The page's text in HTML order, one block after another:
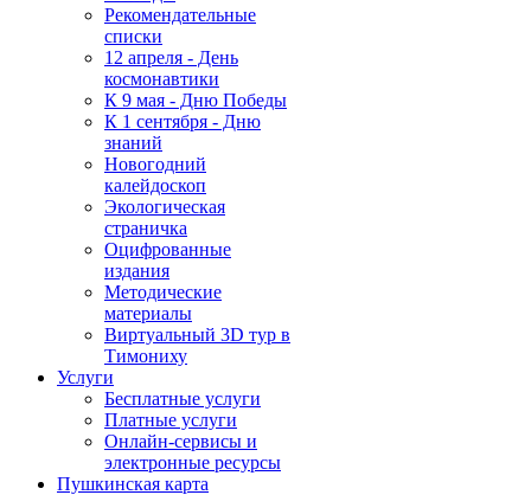
Рекомендательные
списки
12 апреля - День
космонавтики
К 9 мая - Дню Победы
К 1 сентября - Дню
знаний
Новогодний
калейдоскоп
Экологическая
страничка
Оцифрованные
издания
Методические
материалы
Виртуальный 3D тур в
Тимониху
Услуги
Бесплатные услуги
Платные услуги
Онлайн-сервисы и
электронные ресурсы
Пушкинская карта